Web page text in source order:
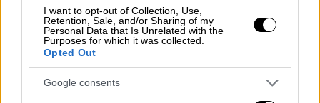
I want to opt-out of Collection, Use,
Retention, Sale, and/or Sharing of my
Personal Data that Is Unrelated with the
Purposes for which it was collected.
Opted Out
Google consents
Σημειώνεται πως, την ίδια ώρα,
ολοκληρώθηκε ηανάκρισηγια τον θάνατο
Τζωρτζίνας
προφυλακιστεί ως κατηγορούμενη η Ρούλα
Πισπιρίγκου. Τις επόμενες ημέρες η